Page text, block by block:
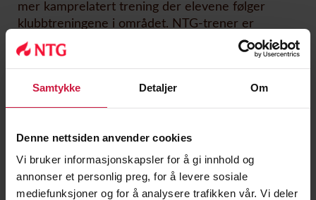
Samtykke Detaljer Om
Denne nettsiden anvender cookies
Vi bruker informasjonskapsler for å gi innhold og
annonser et personlig preg, for å levere sosiale
mediefunksjoner og for å analysere trafikken vår. Vi deler
mer kamprelatert trening der elevene følger
klubbtreningene i området. NTG-trener er
tilstede på flere av kveldstreningene. Det blir
også satt av tid til egentrening.
I løpet av skoleåret vil NTG judo ha 5 – 7
samlingsuker i både inn- og utland. Utøverne vil bli
treningsopplegg, fremgang, målsetning og
motivasjon.
Fasiliteter